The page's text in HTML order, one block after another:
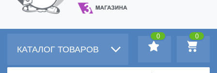
КАТАЛОГ ТОВАРОВ
0
0